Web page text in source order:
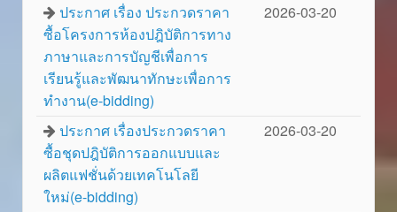
ประกาศ เรื่อง ประกวดราคา
ซื้อโครงการห้องปฎิบัติการทาง
ภาษาและการบัญชีเพื่อการ
เรียนรู้และพัฒนาทักษะเพื่อการ
ทำงาน(e-bidding)
2026-03-20
ประกาศ เรื่องประกวดราคา
ซื้อชุดปฎิบัติการออกแบบและ
ผลิตแฟชั่นด้วยเทคโนโลยี
ใหม่(e-bidding)
2026-03-20